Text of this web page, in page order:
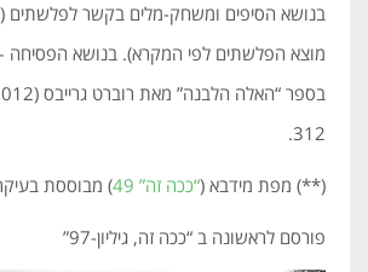
בנושא הסיפים ומשחק-מלים בקשר לפלשתים
מוצא הפלשתים לפי המקרא). בנושא הפסיחה –
312.
(**) מפת מידבא (“ככה זה” 49 ) מבוססת
פורסם לראשונה ב “ככה זה, גיליון-97”